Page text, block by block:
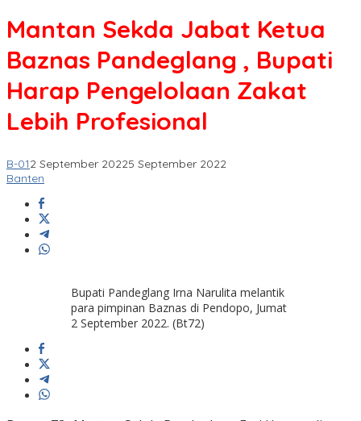
Mantan Sekda Jabat Ketua
Baznas Pandeglang , Bupati
Harap Pengelolaan Zakat
Lebih Profesional
B-012 September 20225 September 2022
Banten
Bupati Pandeglang Irna Narulita melantik
para pimpinan Baznas di Pendopo, Jumat
2 September 2022. (Bt72)